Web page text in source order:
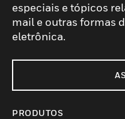
especiais e tópicos
mail e outras formas
eletrônica.
PRODUTOS